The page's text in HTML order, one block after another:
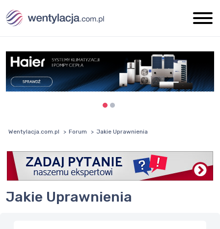
Wentylacja.com.pl Forum Jakie Uprawnienia
Jakie Uprawnienia